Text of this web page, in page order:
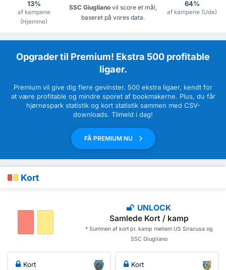
13%
af kampene
(Hjemme)
SSC Giugliano vil score et mål,
baseret på vores data.
64%
af kampene (Ude)
Opgrader til Premium! Ekstra 500 profitable
ligaer.
Premium vil give dig flere gevinster. 500 ekstra ligaer, kendt for
at være profitable og mindre sporet af bookmakerne. Plus, du får
hjørnespark statistik og kort statistik sammen med CSV-
downloads. Tilmeld i dag!
FÅ PREMIUM NU
Kort
UNLOCK
Samlede Kort / kamp
* Summen af ​​kort pr. kamp mellem US Siracusa og
SSC Giugliano
Kort Kort